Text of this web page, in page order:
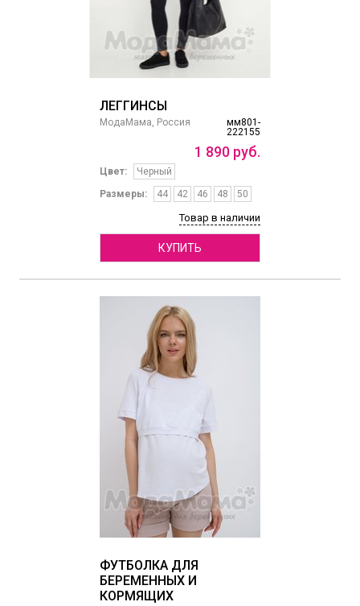
ЛЕГГИНСЫ
мм801-
222155
МодаМама, Россия
1 890 руб.
Цвет:
Черный
Размеры:
44 42 46 48 50
Товар в наличии
КУПИТЬ
ФУТБОЛКА ДЛЯ
БЕРЕМЕННЫХ И
КОРМЯЩИХ